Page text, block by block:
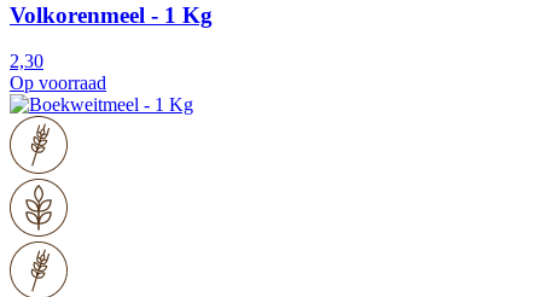
Volkorenmeel - 1 Kg
2,30
Op voorraad